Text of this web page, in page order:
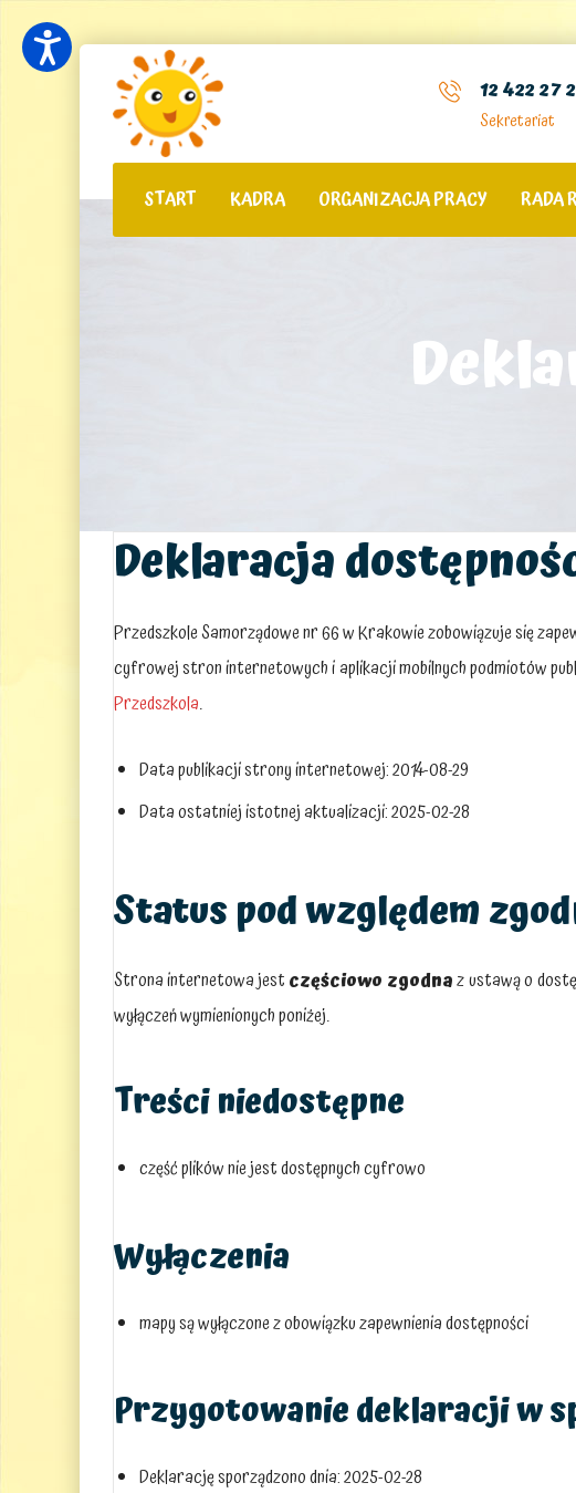
12 422 27
Sekretariat
START KADRA ORGANIZACJA PRACY RADA
Deklaracja
Przedszkole Samorządowe nr 66 w Krakowiezobowiązuje się
cyfrowej stron internetowych i aplikacji mobilnych podmiotów
Przedszkola.
Data publikacji strony internetowej:2014-08-29
Data ostatniej istotnej aktualizacji:2025-02-28
Status pod względem
Strona internetowa jestczęściowo zgodnaz ustawą o
wyłączeń wymienionych poniżej.
Treści niedostępne
część plików nie jest dostępnych cyfrowo
Wyłączenia
mapy są wyłączone z obowiązku zapewnienia dostępności
Przygotowanie deklaracji w
Deklarację sporządzono dnia:2025-02-28